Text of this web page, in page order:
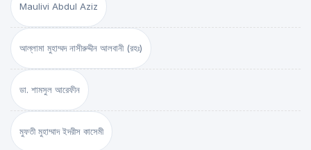
Maulivi Abdul Aziz
আল্লামা মুহাম্মদ নাসীরুদ্দীন আলবানী (রহঃ)
ডা. শামসুল আরেফীন
মুফতী মুহাম্মাদ ইদরীস কাসেমী